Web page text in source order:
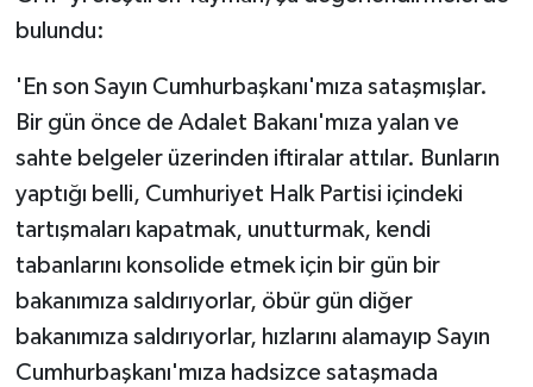
bulundu:
'En son Sayın Cumhurbaşkanı'mıza sataşmışlar.
Bir gün önce de Adalet Bakanı'mıza yalan ve
sahte belgeler üzerinden iftiralar attılar. Bunların
yaptığı belli, Cumhuriyet Halk Partisi içindeki
tartışmaları kapatmak, unutturmak, kendi
tabanlarını konsolide etmek için bir gün bir
bakanımıza saldırıyorlar, öbür gün diğer
bakanımıza saldırıyorlar, hızlarını alamayıp Sayın
Cumhurbaşkanı'mıza hadsizce sataşmada